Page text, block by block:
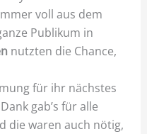
voll aus dem
Publikum in
nutzten die Chance,
für ihr nächstes
gab’s für alle
die waren auch nötig,